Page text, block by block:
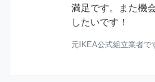
満足です。また機
したいです！
元IKEA公式組立業者で